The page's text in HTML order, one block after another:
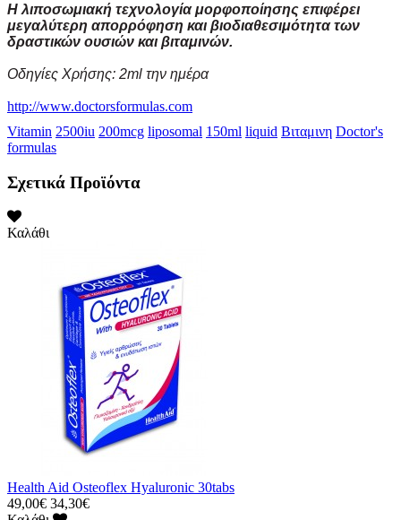
Η λιποσωμιακή τεχνολογία μορφοποίησης επιφέρει
μεγαλύτερη απορρόφηση και βιοδιαθεσιμότητα των
δραστικών ουσιών και βιταμινών.
Οδηγίες Χρήσης: 2ml την ημέρα
http://www.doctorsformulas.com
Vitamin 2500iu 200mcg liposomal 150ml liquid Βιταμινη Doctor's
formulas
Σχετικά Προϊόντα
Καλάθι
Health Aid Osteoflex Hyaluronic 30tabs
49,00€ 34,30€